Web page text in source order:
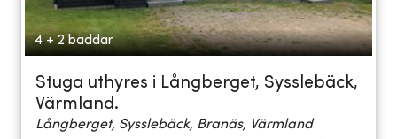
4 + 2 bäddar
Stuga uthyres i Långberget, Sysslebäck,
Värmland.
Långberget, Sysslebäck, Branäs, Värmland